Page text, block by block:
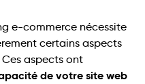
e-commerce nécessite
certains aspects
aspects ont
de votre site web